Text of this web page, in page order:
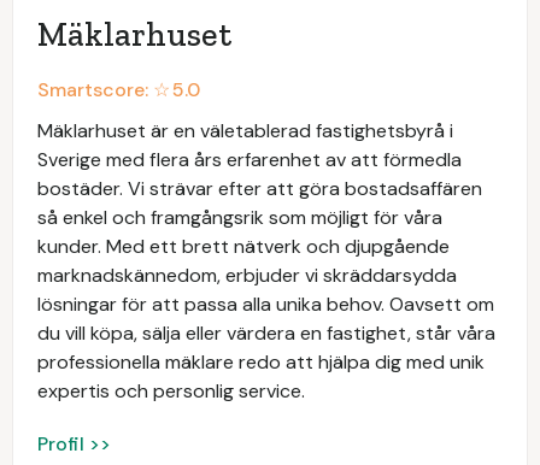
Mäklarhuset
Smartscore: ☆5.0
Mäklarhuset är en väletablerad fastighetsbyrå i
Sverige med flera års erfarenhet av att förmedla
bostäder. Vi strävar efter att göra bostadsaffären
så enkel och framgångsrik som möjligt för våra
kunder. Med ett brett nätverk och djupgående
marknadskännedom, erbjuder vi skräddarsydda
lösningar för att passa alla unika behov. Oavsett om
du vill köpa, sälja eller värdera en fastighet, står våra
professionella mäklare redo att hjälpa dig med unik
expertis och personlig service.
Profil >>